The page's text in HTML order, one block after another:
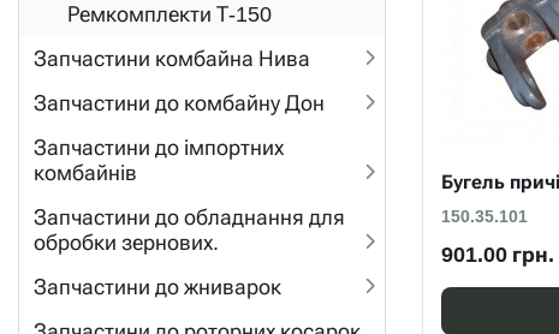
Ремкомплекти Т-150
Запчастини комбайна Нива
Запчастини до комбайну Дон
Запчастини до імпортних
комбайнів
Запчастини до обладнання для
обробки зернових.
Запчастини до жниварок
Бугель
150.35.101
901.00 грн.